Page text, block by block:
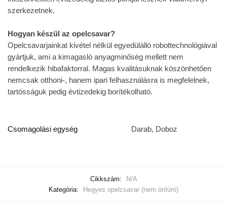
szerkezetnek.
Hogyan készül az opelcsavar?
Opelcsavarjainkat kivétel nélkül egyedülálló robottechnológiával
gyártjuk, ami a kimagasló anyagminőség mellett nem
rendelkezik hibafaktorral. Magas kvalitásuknak köszönhetően
nemcsak otthoni-, hanem ipari felhasználásra is megfelelnek,
tartósságuk pedig évtizedekig borítékolható.
Csomagolási egység Darab, Doboz
Cikkszám:
N/A
Kategória:
Hegyes opelcsavar (nem önfúró)